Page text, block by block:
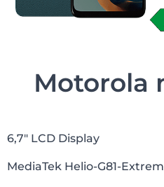
Motorola
6,7″ LCD Display
MediaTek Helio-G81-